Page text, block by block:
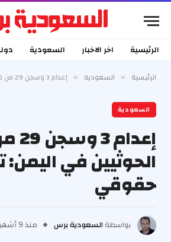
الرئيسية اخر الاخبار السعودية
الرئيسية » السعودية » إعدام 3 وسجن 29 من قبل الحوثيين في اليمن: تقرير حقوقي
السعودية
الحوثيين في اليمن:
حقوقي
بواسطة السعودية برس منذ 9 أشهر